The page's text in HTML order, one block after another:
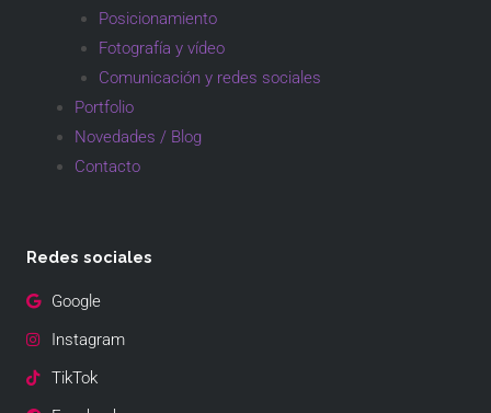
Posicionamiento
Fotografía y vídeo
Comunicación y redes sociales
Portfolio
Novedades / Blog
Contacto
Redes sociales
Google
Instagram
TikTok